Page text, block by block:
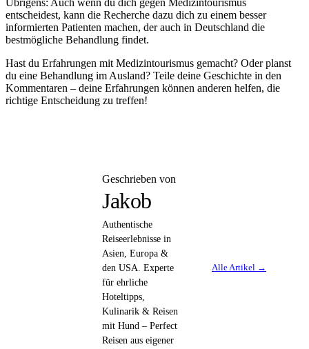
Übrigens: Auch wenn du dich gegen Medizintourismus
entscheidest, kann die Recherche dazu dich zu einem besser
informierten Patienten machen, der auch in Deutschland die
bestmögliche Behandlung findet.
Hast du Erfahrungen mit Medizintourismus gemacht? Oder planst
du eine Behandlung im Ausland? Teile deine Geschichte in den
Kommentaren – deine Erfahrungen können anderen helfen, die
richtige Entscheidung zu treffen!
Geschrieben von
Jakob
Authentische
Reiseerlebnisse in
Asien, Europa &
den USA. Experte
für ehrliche
Hoteltipps,
Kulinarik & Reisen
mit Hund – Perfect
Reisen aus eigener
Alle Artikel →